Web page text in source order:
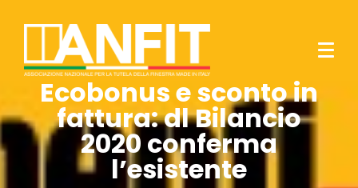
Ecobonus e sconto in
fattura: dl Bilancio
2020 conferma
l’esistente